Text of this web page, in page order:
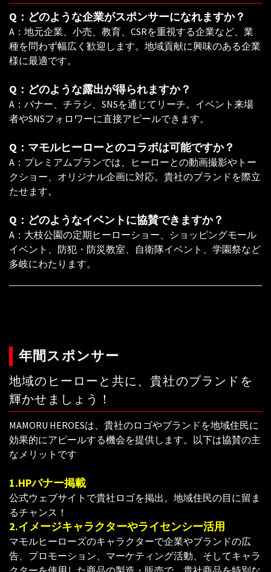
Q：どのような企業がスポンサーになれますか？
A：地元企業、小売、教育、CSRを重視する企業など、業
種を問わず幅広く歓迎します。地域貢献に興味のある企業
様に最適です。
Q：どのような露出が得られますか？
A：バナー、チラシ、SNSを通じてリーチ。イベント来場
者やSNSフォロワーに直接アピールできます。
Q：マモルヒーローとのコラボは可能ですか？
A：プレミアムプランでは、ヒーローとの動画撮影やトー
クショー、オリジナル企画に対応。貴社のブランドを際立
たせます。
Q：どのようなイベントに協賛できますか？
A：大枝公園の定期ヒーローショー、ショッピングモール
イベント、防犯・防災教室、自衛隊イベント、学園祭など
多岐にわたります。
年間スポンサー
地域のヒーローと共に、貴社のブランドを
輝かせましょう！
MAMORU HEROESは、貴社のロゴやブランドを地域住民に
効果的にアピールする機会を提供します。以下は協賛の主
なメリットです
1.HPバナー掲載
公式ウェブサイトで貴社ロゴを掲出。地域住民の目に留ま
るチャンス！
2.イメージキャラクターやライセンシー活用
マモルヒーローズのキャラクターで企業やブランドの広
告、プロモーション、マーケティング活動、そしてキャラ